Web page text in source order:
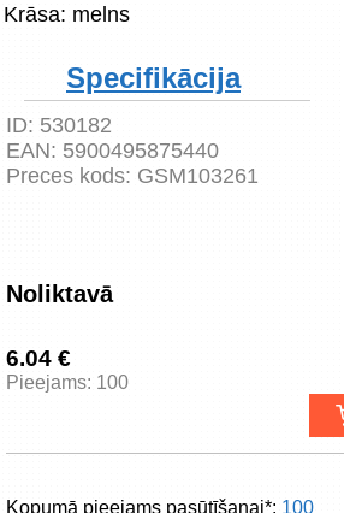
Krāsa: melns
Specifikācija
ID: 530182
EAN: 5900495875440
Preces kods: GSM103261
Noliktavā
6.04 €
Pieejams: 100
Kopumā pieejams pasūtīšanai*: 100